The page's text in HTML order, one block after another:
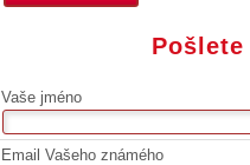
Vaše jméno
Email Vašeho známého